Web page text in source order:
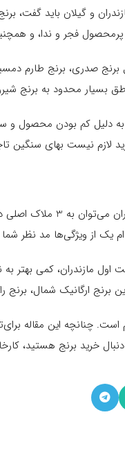
و گیلان باید گفت،
فجر و ندا، و
برنج صدری، برنج طارم
بسیار محدود به برنج
دلیل کم بودن محصول و
لازم نیست بهای سنگین
برای مقایسه
یک از ویژگی‌ها مد نظر
اول مازندران، کمی بهتر
برنج ارگانیک شمال،
چنانچه این مقاله
خرید برنج هستید،